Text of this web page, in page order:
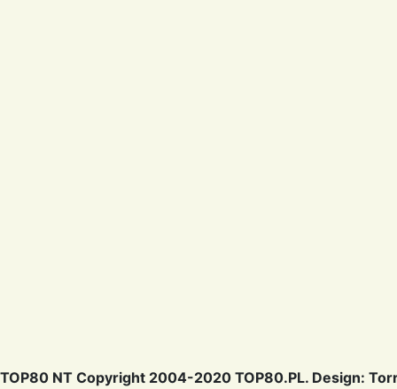
TOP80 NT Copyright 2004-2020 TOP80.PL. Design: